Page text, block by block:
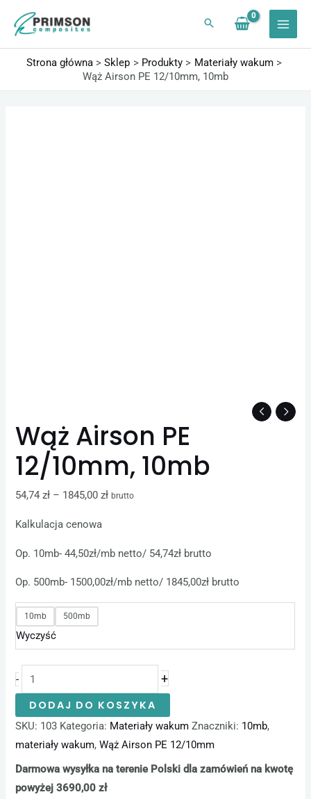
treści
Strona główna
Sklep Produkty
Materiały wakum
Wąż Airson PE 12/10mm, 10mb
Wąż Airson PE
12/10mm, 10mb
54,74zł – 1845,00zł brutto
Kalkulacja cenowa
Op. 10mb- 44,50zł/mb netto/ 54,74zł brutto
Op. 500mb- 1500,00zł/mb netto/ 1845,00zł brutto
10mb 500mb
Wyczyść
- +
DODAJ DO KOSZYKA
SKU: 103 Kategoria: Materiały wakum Znaczniki: 10mb,
materiały wakum,Wąż Airson PE 12/10mm
Darmowa wysyłka na terenie Polski dla zamówień na kwotę
powyżej 3690,00 zł